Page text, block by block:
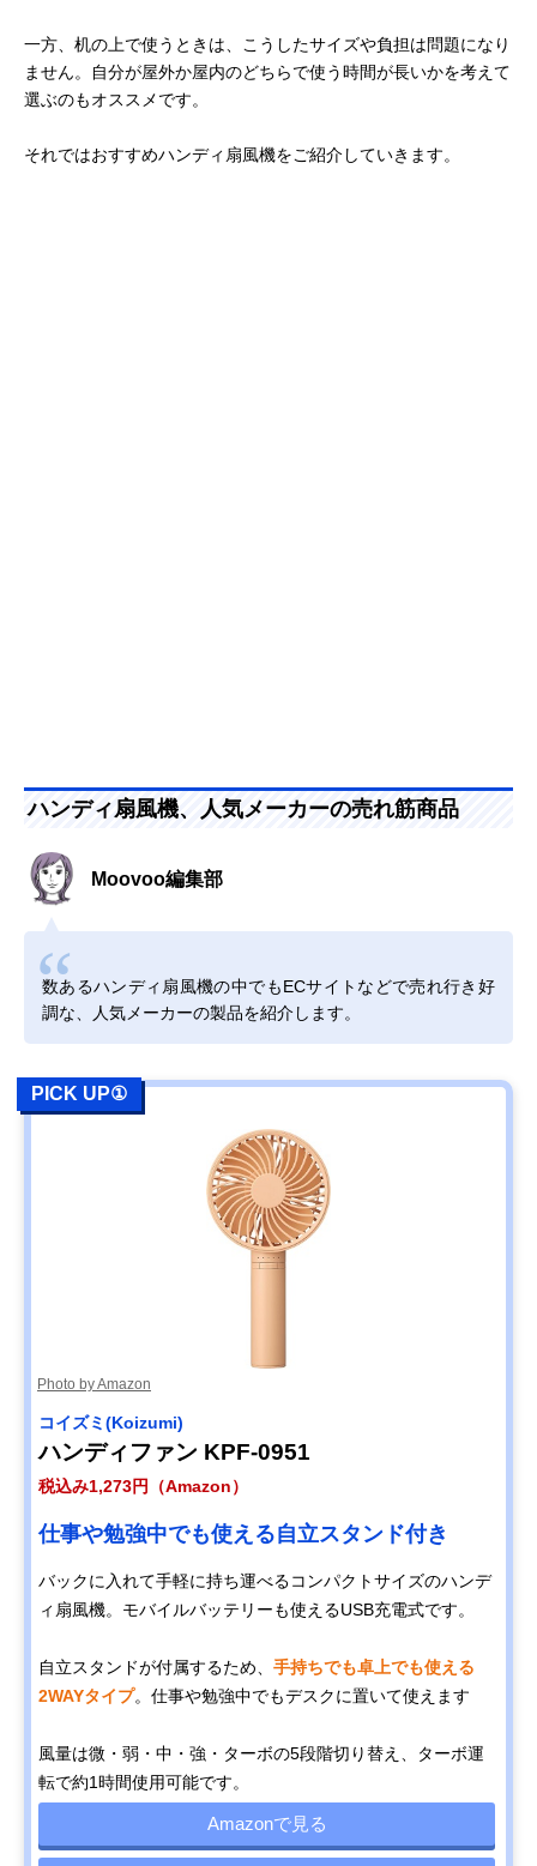
一方、机の上で使うときは、こうしたサイズや負担は問題になり
ません。自分が屋外か屋内のどちらで使う時間が長いかを考えて
選ぶのもオススメです。
それではおすすめハンディ扇風機をご紹介していきます。
ハンディ扇風機、人気メーカーの売れ筋商品
Moovoo編集部
数あるハンディ扇風機の中でもECサイトなどで売れ行き好
調な、人気メーカーの製品を紹介します。
PICK UP①
Photo by Amazon
コイズミ(Koizumi)
ハンディファン KPF-0951
税込み1,273円（Amazon）
仕事や勉強中でも使える自立スタンド付き
バックに入れて手軽に持ち運べるコンパクトサイズのハンデ
ィ扇風機。モバイルバッテリーも使えるUSB充電式です。
自立スタンドが付属するため、 手持ちでも卓上でも使える
2WAYタイプ。仕事や勉強中でもデスクに置いて使えます
風量は微・弱・中・強・ターボの5段階切り替え、ターボ運
転で約1時間使用可能です。
Amazonで見る